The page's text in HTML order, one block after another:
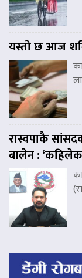
यस्तो छ आज
रास्वपाकै
बालेन :